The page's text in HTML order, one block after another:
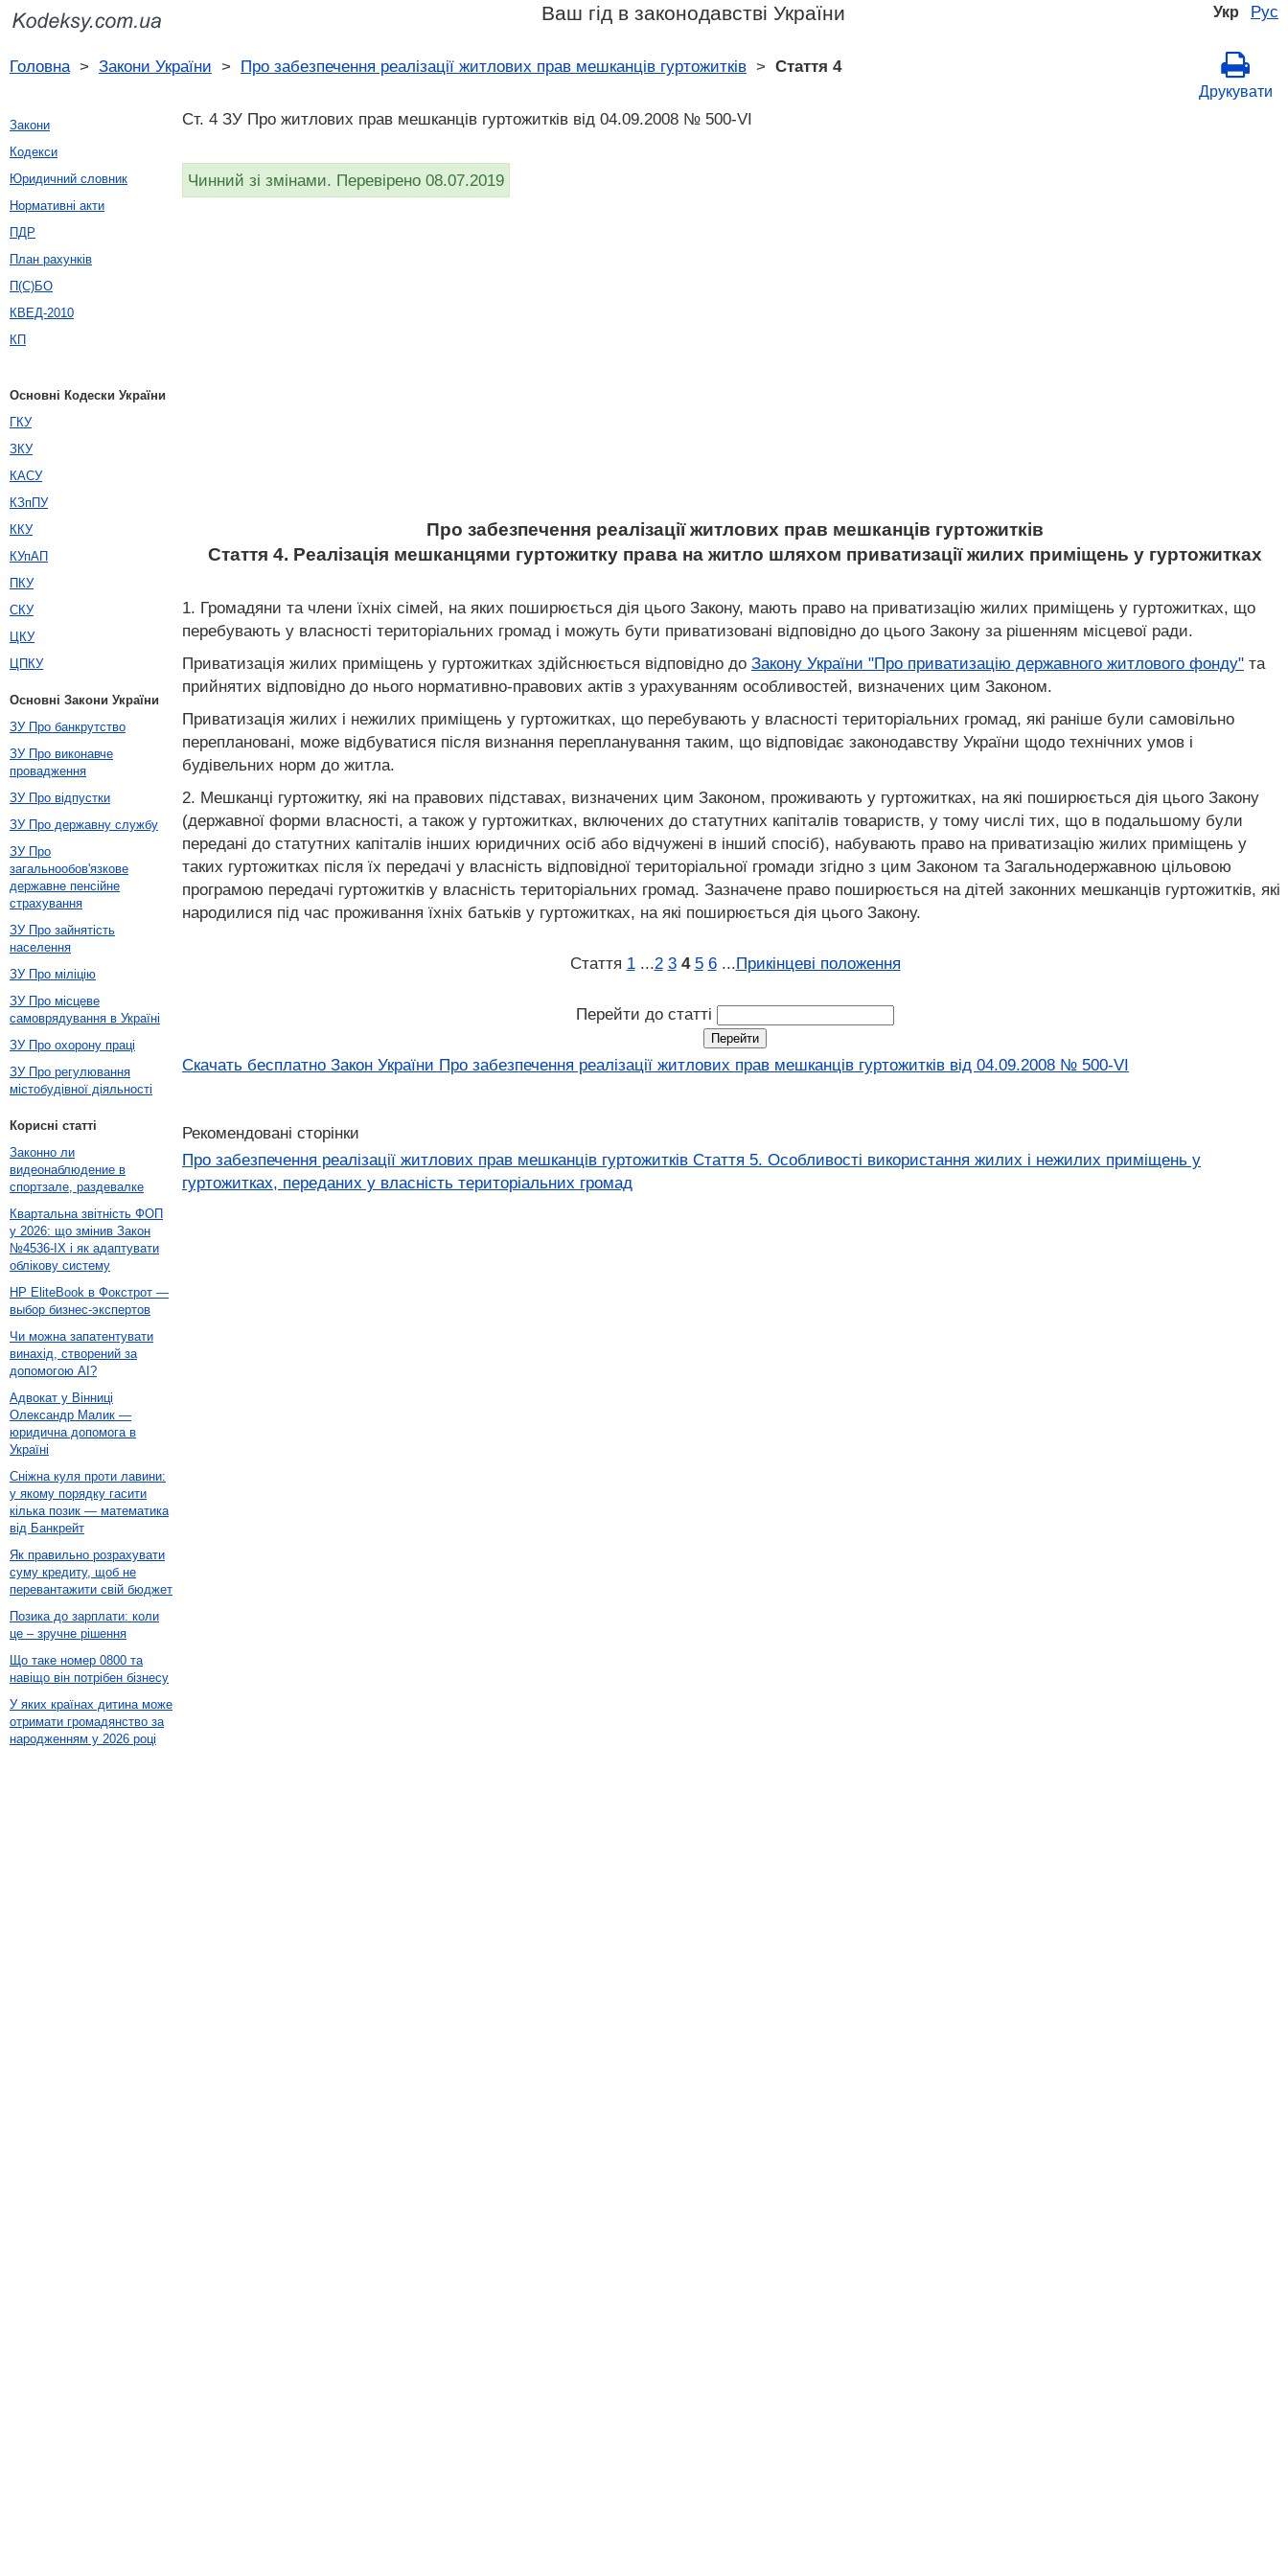
Укр Рус
Ваш гід в законодавстві України
Головна> Закони України > Про забезпечення реалізації житлових прав мешканців гуртожитків > Стаття 4
Друкувати
Ст. 4 ЗУ Про житлових прав мешканців гуртожитків від 04.09.2008 № 500-VI
Чинний зі змінами. Перевірено 08.07.2019
Про забезпечення реалізації житлових прав мешканців гуртожитків
Стаття 4. Реалізація мешканцями гуртожитку права на житло шляхом приватизації жилих приміщень у гуртожитках
1. Громадяни та члени їхніх сімей, на яких поширюється дія цього Закону, мають право на приватизацію жилих приміщень у гуртожитках, що
перебувають у власності територіальних громад і можуть бути приватизовані відповідно до цього Закону за рішенням місцевої ради.
Приватизація жилих приміщень у гуртожитках здійснюється відповідно до Закону України "Про приватизацію державного житлового фонду" та
прийнятих відповідно до нього нормативно-правових актів з урахуванням особливостей, визначених цим Законом.
Приватизація жилих і нежилих приміщень у гуртожитках, що перебувають у власності територіальних громад, які раніше були самовільно
переплановані, може відбуватися після визнання перепланування таким, що відповідає законодавству України щодо технічних умов і
будівельних норм до житла.
2. Мешканці гуртожитку, які на правових підставах, визначених цим Законом, проживають у гуртожитках, на які поширюється дія цього Закону
(державної форми власності, а також у гуртожитках, включених до статутних капіталів товариств, у тому числі тих, що в подальшому були
передані до статутних капіталів інших юридичних осіб або відчужені в інший спосіб), набувають право на приватизацію жилих приміщень у
таких гуртожитках після їх передачі у власність відповідної територіальної громади згідно з цим Законом та Загальнодержавною цільовою
програмою передачі гуртожитків у власність територіальних громад. Зазначене право поширюється на дітей законних мешканців гуртожитків, які
народилися під час проживання їхніх батьків у гуртожитках, на які поширюється дія цього Закону.
Стаття 1 ...2 3 4 5 6 ...Прикінцеві положення
Перейти до статті
Скачать бесплатно Закон України Про забезпечення реалізації житлових прав мешканців гуртожитків від 04.09.2008 № 500-VI
Рекомендовані сторінки
Про забезпечення реалізації житлових прав мешканців гуртожитків Стаття 5. Особливості використання жилих і нежилих приміщень у
гуртожитках, переданих у власність територіальних громад
Закони
Кодекси
Юридичний словник
Нормативні акти
ПДР
План рахунків
П(С)БО
КВЕД-2010
КП
Основні Кодески України
ГКУ
ЗКУ
КАСУ
КЗпПУ
ККУ
КУпАП
ПКУ
СКУ
ЦКУ
ЦПКУ
Основні Закони України
ЗУ Про банкрутство
ЗУ Про виконавче
провадження
ЗУ Про відпустки
ЗУ Про державну службу
ЗУ Про
загальнообов'язкове
державне пенсійне
страхування
ЗУ Про зайнятість
населення
ЗУ Про міліцію
ЗУ Про місцеве
самоврядування в Україні
ЗУ Про охорону праці
ЗУ Про регулювання
містобудівної діяльності
Корисні статті
Законно ли
видеонаблюдение в
спортзале, раздевалке
Квартальна звітність ФОП
у 2026: що змінив Закон
№4536-IX і як адаптувати
облікову систему
HP EliteBook в Фокстрот —
выбор бизнес-экспертов
Чи можна запатентувати
винахід, створений за
допомогою AI?
Адвокат у Вінниці
Олександр Малик —
юридична допомога в
Україні
Сніжна куля проти лавини:
у якому порядку гасити
кілька позик — математика
від Банкрейт
Як правильно розрахувати
суму кредиту, щоб не
перевантажити свій бюджет
Позика до зарплати: коли
це – зручне рішення
Що таке номер 0800 та
навіщо він потрібен бізнесу
У яких країнах дитина може
отримати громадянство за
народженням у 2026 році